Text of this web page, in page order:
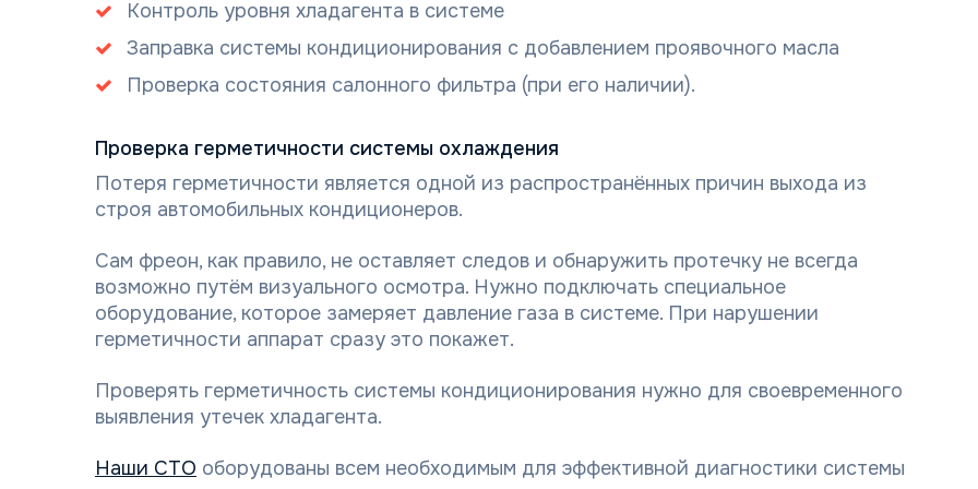
Контроль уровня хладагента в системе
Заправка системы кондиционирования с добавлением проявочного масла
Проверка состояния салонного фильтра (при его наличии).
Проверка герметичности системы охлаждения
Потеря герметичности является одной из распространённых причин выхода из
строя автомобильных кондиционеров.
Сам фреон, как правило, не оставляет следов и обнаружить протечку не всегда
возможно путём визуального осмотра. Нужно подключать специальное
оборудование, которое замеряет давление газа в системе. При нарушении
герметичности аппарат сразу это покажет.
Проверять герметичность системы кондиционирования нужно для своевременного
выявления утечек хладагента.
Наши СТО оборудованы всем необходимым для эффективной диагностики системы